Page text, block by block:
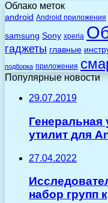
Облако меток
android Android приложения
samsung Sony xperia
гаджеты главные
подборка приложения
Популярные новости
29.07.2019
Генеральная
утилит для
27.04.2022
набор групп